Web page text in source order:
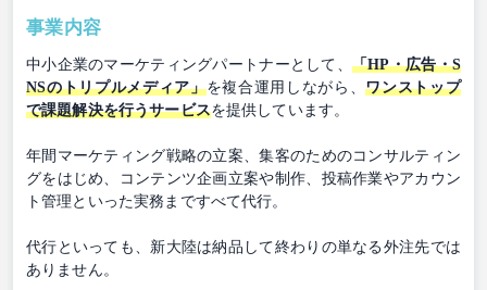
事業内容
中小企業のマーケティングパートナーとして、 「HP・広告・S
NSのトリプルメディア」を複合運用しながら、ワンストップ
で課題解決を行うサービスを提供しています。
年間マーケティング戦略の立案、集客のためのコンサルティン
グをはじめ、コンテンツ企画立案や制作、投稿作業やアカウン
ト管理といった実務まですべて代行。
代行といっても、新大陸は納品して終わりの単なる外注先では
ありません。